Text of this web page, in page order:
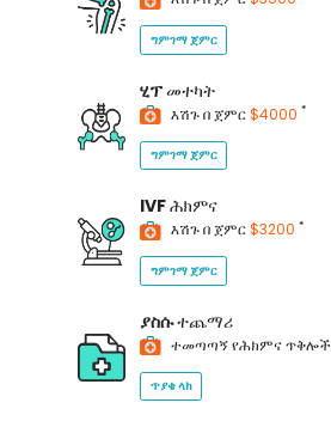
ግምገማ ጀምር
ሂፕመተካት
እሽጉ በ ጀምር$4000 *
ግምገማ ጀምር
IVFሕክምና
እሽጉ በ ጀምር$3200 *
ግምገማ ጀምር
ያስሱተጨማሪ
ተመጣጣኝ የሕክምና ጥቅሎች
ጥያቄ ላክ